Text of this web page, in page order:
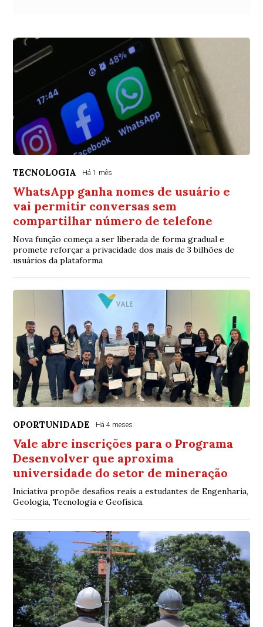
TECNOLOGIA Há 1 mês
WhatsApp ganha nomes de usuário e
vai permitir conversas sem
compartilhar número de telefone
Nova função começa a ser liberada de forma gradual e
promete reforçar a privacidade dos mais de 3 bilhões de
usuários da plataforma
OPORTUNIDADE Há 4 meses
Vale abre inscrições para o Programa
Desenvolver que aproxima
universidade do setor de mineração
Iniciativa propõe desafios reais a estudantes de Engenharia,
Geologia, Tecnologia e Geofísica.